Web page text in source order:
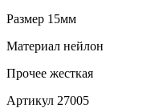
Размер 15мм
Материал нейлон
Прочее жесткая
Артикул 27005